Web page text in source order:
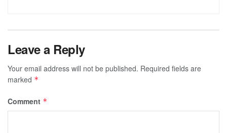
Leave a Reply
Your email address will not be published. Required fields are
marked *
Comment *